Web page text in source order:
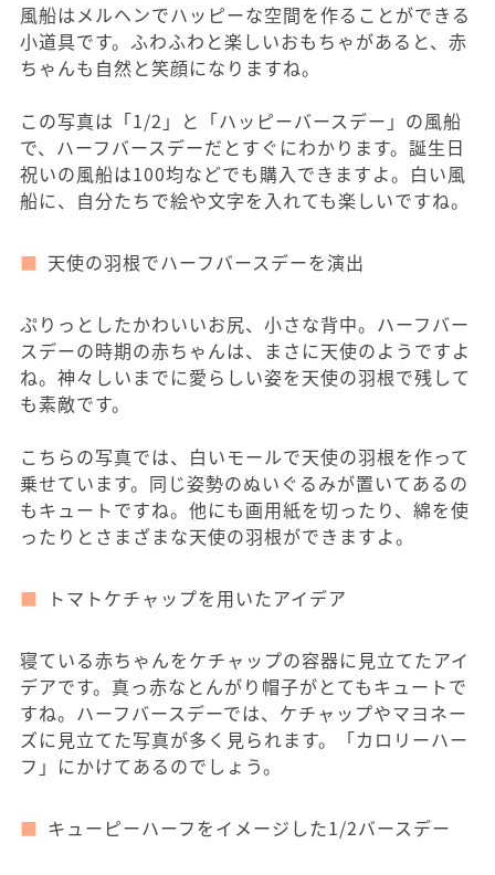
風船はメルヘンでハッピーな空間を作ることができる
小道具です。ふわふわと楽しいおもちゃがあると、赤
ちゃんも自然と笑顔になりますね。
この写真は「1/2」と「ハッピーバースデー」の風船
で、ハーフバースデーだとすぐにわかります。誕生日
祝いの風船は100均などでも購入できますよ。白い風
船に、自分たちで絵や文字を入れても楽しいですね。
天使の羽根でハーフバースデーを演出
ぷりっとしたかわいいお尻、小さな背中。ハーフバー
スデーの時期の赤ちゃんは、まさに天使のようですよ
ね。神々しいまでに愛らしい姿を天使の羽根で残して
も素敵です。
こちらの写真では、白いモールで天使の羽根を作って
乗せています。同じ姿勢のぬいぐるみが置いてあるの
もキュートですね。他にも画用紙を切ったり、綿を使
ったりとさまざまな天使の羽根ができますよ。
トマトケチャップを用いたアイデア
寝ている赤ちゃんをケチャップの容器に見立てたアイ
デアです。真っ赤なとんがり帽子がとてもキュートで
すね。ハーフバースデーでは、ケチャップやマヨネー
ズに見立てた写真が多く見られます。「カロリーハー
フ」にかけてあるのでしょう。
キューピーハーフをイメージした1/2バースデー